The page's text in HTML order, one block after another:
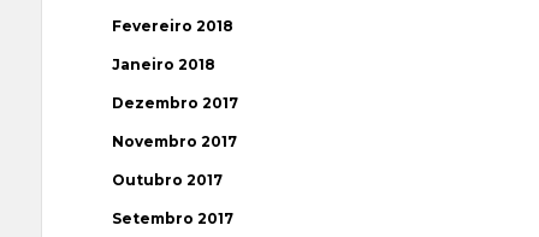
Fevereiro 2018
Janeiro 2018
Dezembro 2017
Novembro 2017
Outubro 2017
Setembro 2017